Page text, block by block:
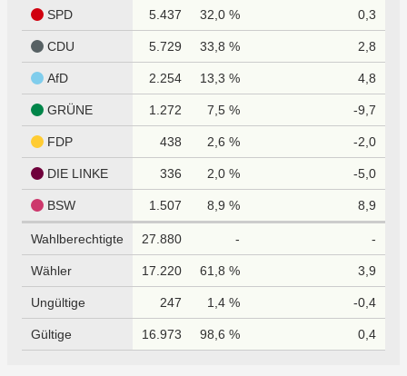
SPD 5.437 32,0 % 0,3
CDU 5.729 33,8 % 2,8
AfD 2.254 13,3 % 4,8
GRÜNE 1.272 7,5 % -9,7
FDP 438 2,6 % -2,0
DIE LINKE 336 2,0 % -5,0
BSW 1.507 8,9 % 8,9
Wahlberechtigte 27.880 - -
Wähler 17.220 61,8 % 3,9
Ungültige 247 1,4 % -0,4
Gültige 16.973 98,6 % 0,4